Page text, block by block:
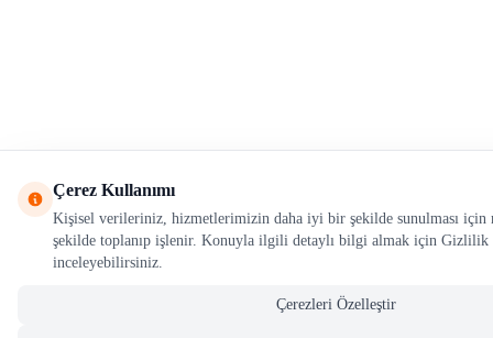
Çerez Kullanımı
Kişisel verileriniz, hizmetlerimizin daha iyi bir şekilde sunulması için
şekilde toplanıp işlenir. Konuyla ilgili detaylı bilgi almak için Gizlilik
inceleyebilirsiniz.
Çerezleri Özelleştir